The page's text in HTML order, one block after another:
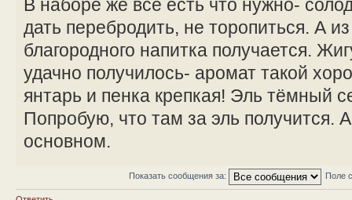
В наборе же всё есть что нужно-
дать перебродить, не торопиться. А
благородного напитка получается.
удачно получилось- аромат такой
янтарь и пенка крепкая! Эль тёмный
Попробую, что там за эль получится.
основном.
Показать сообщения за: Поле